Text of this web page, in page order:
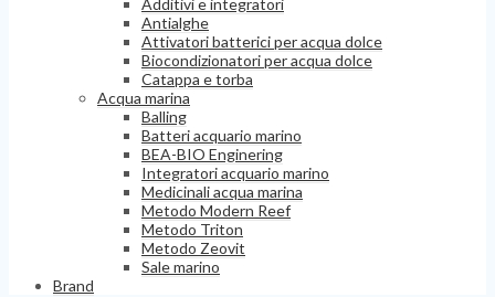
Additivi e integratori
Antialghe
Attivatori batterici per acqua dolce
Biocondizionatori per acqua dolce
Catappa e torba
Acqua marina
Balling
Batteri acquario marino
BEA-BIO Enginering
Integratori acquario marino
Medicinali acqua marina
Metodo Modern Reef
Metodo Triton
Metodo Zeovit
Sale marino
Brand